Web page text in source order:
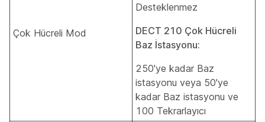
Çok Hücreli Mod
Desteklenmez
DECT 210 Çok Hücreli
Baz İstasyonu:
250'ye kadar Baz
istasyonu veya 50'ye
kadar Baz istasyonu ve
100 Tekrarlayıcı